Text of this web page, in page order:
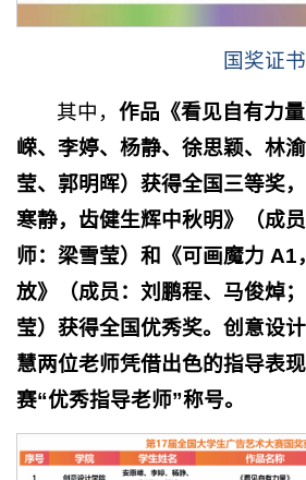
国奖证书
其中，作品《看见自有力
嵘、李婷、杨静、徐思颖、林
莹、郭明晖） 获得全国三等奖
寒静，齿健生辉中秋明》（成
师：梁雪莹）和《可画魔力 A1
放》（成员：刘鹏程、马俊焯
莹） 获得全国优秀奖。创意设
慧两位老师凭借出色的指导表现
赛“优秀指导老师”称号。